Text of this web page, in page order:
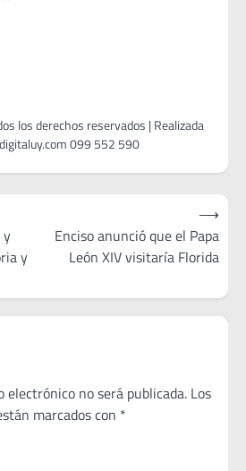
y
y
Enciso anunció que el Papa
León XIV visitaría Florida
⟶
electrónico no será publicada. Los
marcados con *